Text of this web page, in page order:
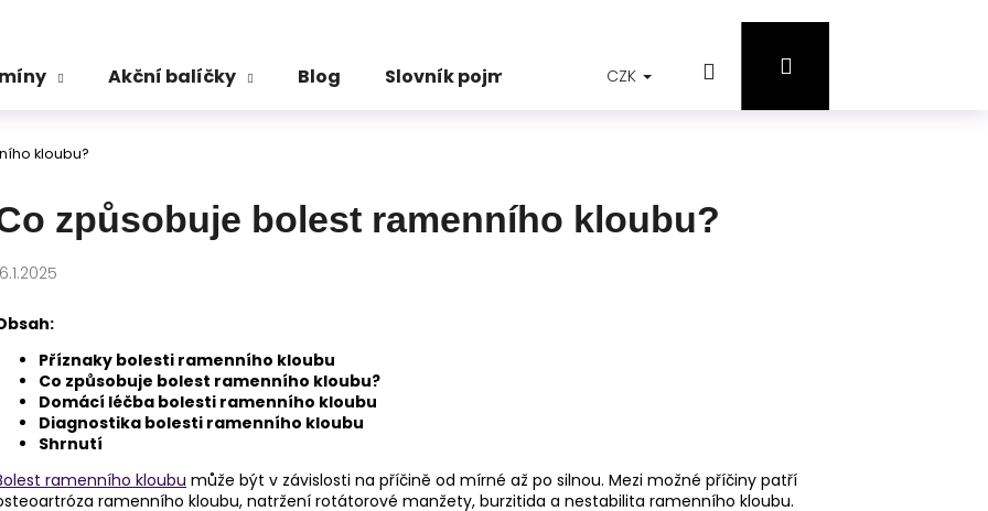
Akční balíčky Blog Slovník pojmů CZK HledatPřihlášení
kloubu?
způsobuje bolest ramenního kloubu?
Příznaky bolesti ramenního kloubu
Co způsobuje bolest ramenního kloubu?
Domácí léčba bolesti ramenního kloubu
Diagnostika bolesti ramenního kloubu
Shrnutí
ramenního kloubu může být v závislosti na příčině od mírné až po silnou. Mezi možné příčiny patří
ramenního kloubu, natržení rotátorové manžety, burzitida a nestabilita ramenního kloubu.
Co potřebujete najít?
HLEDAT